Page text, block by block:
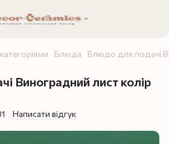
Блюда Блюдо для подачі
Виноградний лист колір
Написати відгук